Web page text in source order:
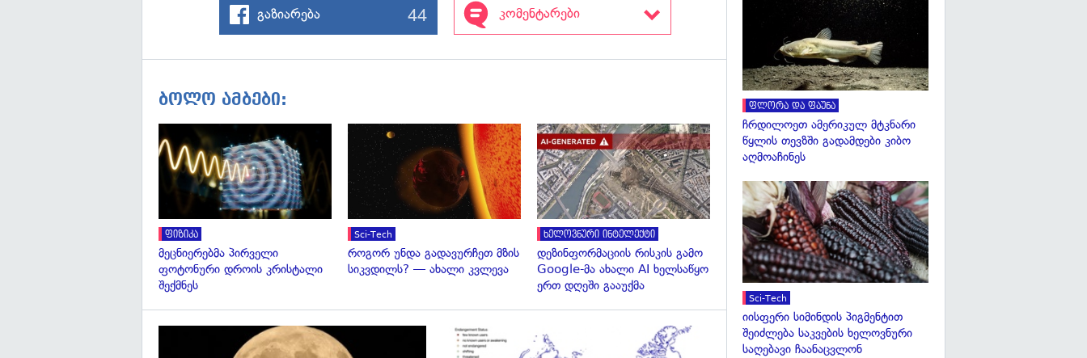
გაზიარება 44 კომენტარები
ბოლო ამბები:
გადახედვა
ფიზიკა
მეცნიერებმა პირველი
ფოტონური დროის კრისტალი
შექმნეს
გადახედვა
Sci-Tech
როგორ უნდა გადავურჩეთ მზის
სიკვდილს? — ახალი კვლევა
გადახედვა
ხელოვნური ინტელექტი
დეზინფორმაციის რისკის გამო
Google-მა ახალი AI ხელსაწყო
ერთ დღეში გააუქმა
გადახედვა გადახედვა
ფლორა და ფაუნა
ჩრდილოეთ ამერიკულ მტკნარი
წყლის თევზში გადამდები კიბო
აღმოაჩინეს
Sci-Tech
იისფერი სიმინდის პიგმენტით
შეიძლება საკვების ხელოვნური
საღებავი ჩაანაცვლონ